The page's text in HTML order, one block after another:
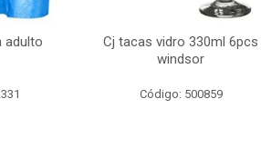
adulto
Cj tacas vidro 330ml 6pcs
windsor
Código: 500859